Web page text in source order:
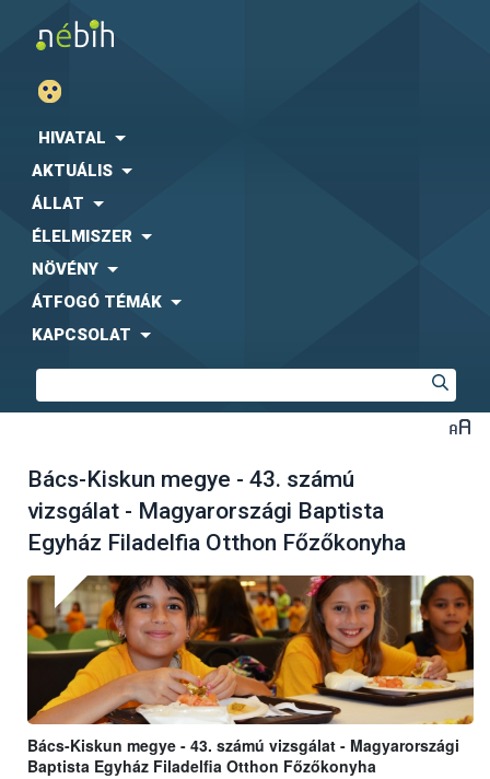
HIVATAL
AKTUÁLIS
ÁLLAT
ÉLELMISZER
NÖVÉNY
ÁTFOGÓ TÉMÁK
KAPCSOLAT
Bács-Kiskun megye - 43. számú
vizsgálat - Magyarországi Baptista
Egyház Filadelfia Otthon Főzőkonyha
Bács-Kiskun megye - 43. számú vizsgálat - Magyarországi
Baptista Egyház Filadelfia Otthon Főzőkonyha